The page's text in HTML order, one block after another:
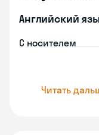
Английский
С носителем
Читать